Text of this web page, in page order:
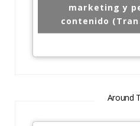
marketing y
contenido
Around